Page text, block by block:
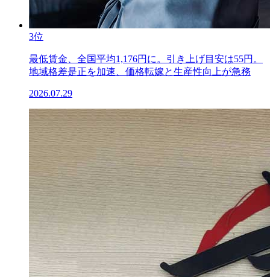
3位
最低賃金、全国平均1,176円に。引き上げ目安は55円。
地域格差是正を加速、価格転嫁と生産性向上が急務
2026.07.29